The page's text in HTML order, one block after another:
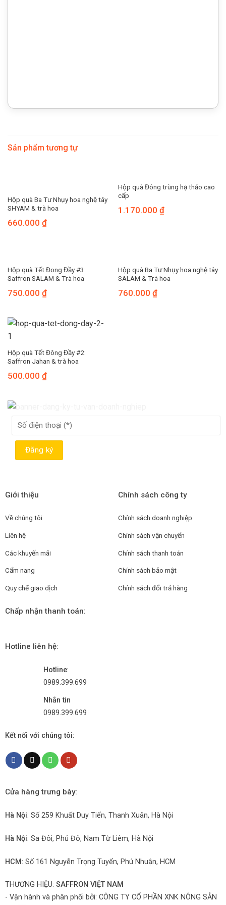
Sản phẩm tương tự
Hộp quà Ba Tư Nhụy hoa nghệ tây
SHYAM & trà hoa
660.000 ₫
Hộp quà Đông trùng hạ thảo cao
cấp
1.170.000 ₫
Hộp quà Tết Đong Đầy #3:
Saffron SALAM & Trà hoa
750.000 ₫
Hộp quà Ba Tư Nhụy hoa nghệ tây
SALAM & Trà hoa
760.000 ₫
Hộp quà Tết Đông Đầy #2:
Saffron Jahan & trà hoa
500.000 ₫
Giới thiệu
Về chúng tôi
Liên hệ
Các khuyến mãi
Cẩm nang
Quy chế giao dịch
Chấp nhận thanh toán:
Chính sách công ty
Chính sách doanh nghiệp
Chính sách vận chuyển
Chính sách thanh toán
Chính sách bảo mật
Chính sách đổi trả hàng
Hotline liên hệ:
Hotline:
0989.399.699
Nhắn tin
0989.399.699
Kết nối với chúng tôi:
Cửa hàng trưng bày:
Hà Nội: Số 259 Khuất Duy Tiến, Thanh Xuân, Hà Nội
Hà Nội: Sa Đôi, Phú Đô, Nam Từ Liêm, Hà Nội
HCM : Số 161 Nguyễn Trọng Tuyển, Phú Nhuận, HCM
THƯƠNG HIỆU: SAFFRON VIỆT NAM
- Vận hành và phân phối bởi: CÔNG TY CỔ PHẦN XNK NÔNG SẢN